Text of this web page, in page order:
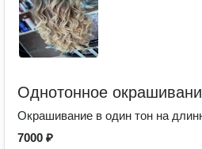
Однотонное
Окрашивание в один тон на
7000 ₽